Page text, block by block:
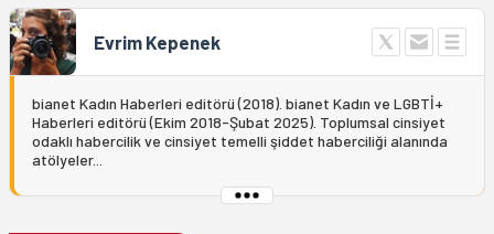
Evrim Kepenek
bianet Kadın Haberleri editörü (2018). bianet Kadın ve LGBTİ+
Haberleri editörü (Ekim 2018-Şubat 2025). Toplumsal cinsiyet
odaklı habercilik ve cinsiyet temelli şiddet haberciliği alanında
atölyeler...